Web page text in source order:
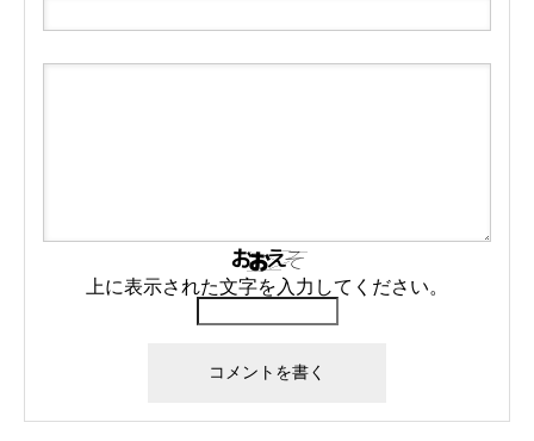
上に表示された文字を入力してください。